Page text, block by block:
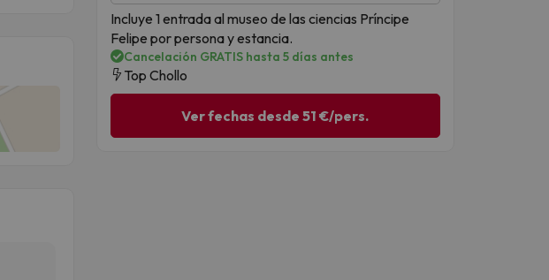
Incluye 1 entrada al museo de las ciencias Príncipe
Felipe por persona y estancia.
Cancelación GRATIS hasta 5 días antes
Top Chollo
Ver fechas desde 51 €/pers.